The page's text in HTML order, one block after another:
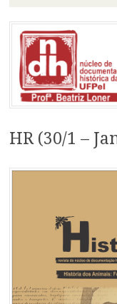
Pular
para
conteúdo
HR (30/1 –